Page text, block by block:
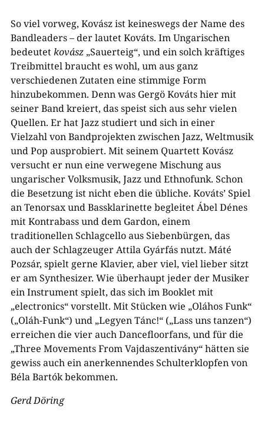
So viel vorweg, Kovász ist keineswegs der Name des
Bandleaders – der lautet Kováts. Im Ungarischen
bedeutetkovász„Sauerteig“, und ein solch kräftiges
Treibmittel braucht es wohl, um aus ganz
verschiedenen Zutaten eine stimmige Form
hinzubekommen. Denn was Gergö Kováts hier mit
seiner Band kreiert, das speist sich aus sehr vielen
Quellen. Er hat Jazz studiert und sich in einer
Vielzahl von Bandprojekten zwischen Jazz, Weltmusik
und Pop ausprobiert. Mit seinem Quartett Kovász
versucht er nun eine verwegene Mischung aus
ungarischer Volksmusik, Jazz und Ethnofunk. Schon
die Besetzung ist nicht eben die übliche. Kováts’ Spiel
an Tenorsax und Bassklarinette begleitet Ábel Dénes
mit Kontrabass und dem Gardon, einem
traditionellen Schlagcello aus Siebenbürgen, das
auch der Schlagzeuger Attila Gyárfás nutzt. Máté
Pozsár, spielt gerne Klavier, aber viel, viel lieber sitzt
er am Synthesizer. Wie überhaupt jeder der Musiker
ein Instrument spielt, das sich im Booklet mit
„electronics“ vorstellt. Mit Stücken wie „Oláhos Funk“
(„Oláh-Funk“) und „Legyen Tánc!“ („Lass uns tanzen“)
erreichen die vier auch Dancefloorfans, und für die
„Three Movements From Vajdaszentivány“ hätten sie
gewiss auch ein anerkennendes Schulterklopfen von
Béla Bartók bekommen.
Gerd Döring